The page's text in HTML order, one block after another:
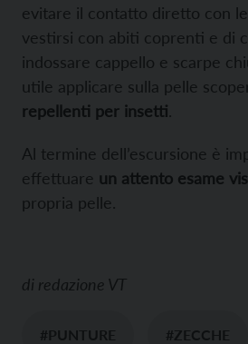
evitare il contatto diretto con le
vestirsi con abiti coprenti e di
indossare cappello e scarpe
utile applicare sulla pelle
repellenti per insetti.
Al termine dell’escursione è
effettuare un attento esame
propria pelle.
di redazione VT
#PUNTURE #ZECCHE